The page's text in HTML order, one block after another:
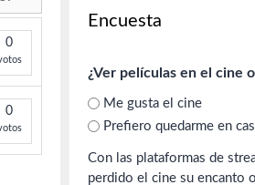
0
0
Encuesta
¿Ver películas en el cine
Me gusta el cine
Prefiero quedarme en
Con las plataformas de
perdido el cine su encanto o lo sigues